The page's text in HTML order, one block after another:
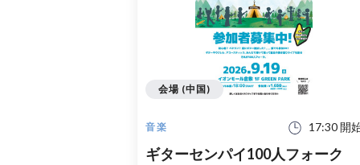
音楽 17:30 開
ギターセンパイ100人フォーク
会場 (中国)